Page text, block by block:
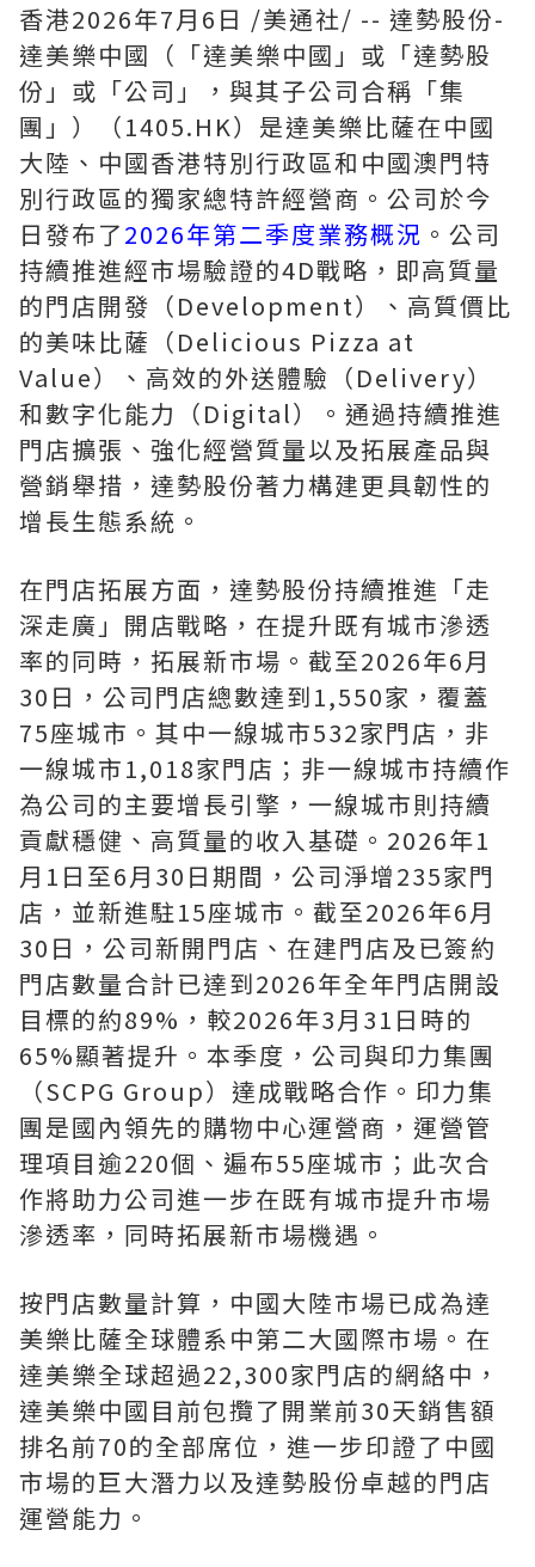
香港2026年7月6日 /美通社/ -- 達勢股份-
達美樂中國（ 「達美樂中國 」 或 「達勢股
份 」 或 「公司 」 ，與其子公司合稱 「集
團 」 ）（1405.HK）是達美樂比薩在中國
大陸、中國香港特別行政區和中國澳門特
別行政區的獨家總特許經營商。公司於今
日發布了2026年第二季度業務概況 。公司
持續推進經市場驗證的4D戰略，即高質量
的門店開發（Development）、高質價比
的美味比薩（Delicious Pizza at
Value）、高效的外送體驗（Delivery）
和數字化能力（Digital）。通過持續推進
門店擴張、強化經營質量以及拓展產品與
營銷舉措，達勢股份著力構建更具韌性的
增長生態系統。
在門店拓展方面，達勢股份持續推進 「走
深走廣 」 開店戰略，在提升既有城市滲透
率的同時，拓展新市場。截至2026年6月
30日，公司門店總數達到1,550家，覆蓋
75座城市。其中一線城市532家門店，非
一線城市1,018家門店；非一線城市持續作
為公司的主要增長引擎，一線城市則持續
貢獻穩健、高質量的收入基礎。2026年1
月1日至6月30日期間，公司淨增235家門
店，並新進駐15座城市。截至2026年6月
30日，公司新開門店、在建門店及已簽約
門店數量合計已達到2026年全年門店開設
目標的約89%，較2026年3月31日時的
65%顯著提升。本季度，公司與印力集團
（SCPG Group）達成戰略合作。印力集
團是國內領先的購物中心運營商，運營管
理項目逾220個、遍布55座城市；此次合
作將助力公司進一步在既有城市提升市場
滲透率，同時拓展新市場機遇。
按門店數量計算，中國大陸市場已成為達
美樂比薩全球體系中第二大國際市場。在
達美樂全球超過22,300家門店的網絡中，
達美樂中國目前包攬了開業前30天銷售額
排名前70的全部席位，進一步印證了中國
市場的巨大潛力以及達勢股份卓越的門店
運營能力。